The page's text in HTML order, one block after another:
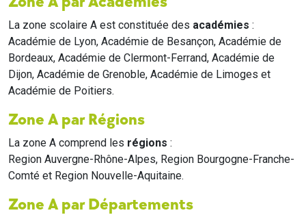
La zone scolaire A est constituée des académies :
Académie de Lyon, Académie de Besançon, Académie de
Bordeaux, Académie de Clermont-Ferrand, Académie de
Dijon, Académie de Grenoble, Académie de Limoges et
Académie de Poitiers.
Zone A par Régions
La zone A comprend les régions :
Region Auvergne-Rhône-Alpes, Region Bourgogne-Franche-
Comté et Region Nouvelle-Aquitaine.
Zone A par Départements